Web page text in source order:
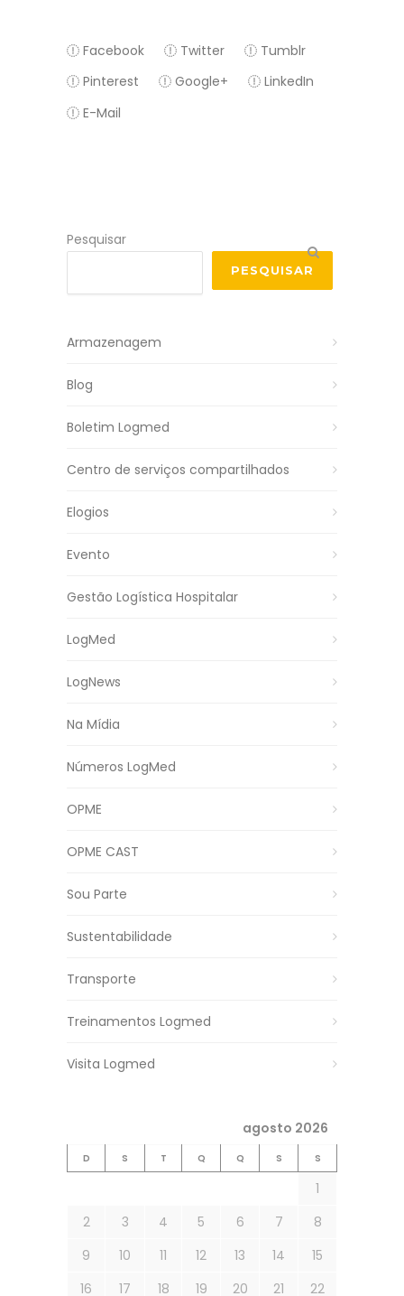
Facebook Twitter
Tumblr
Pinterest
Google+
LinkedIn
E-Mail
Pesquisar
PESQUISAR
Armazenagem
Blog
Boletim Logmed
Centro de serviços compartilhados
Elogios
Evento
Gestão Logística Hospitalar
LogMed
LogNews
Na Mídia
Números LogMed
OPME
OPME CAST
Sou Parte
Sustentabilidade
Transporte
Treinamentos Logmed
Visita Logmed
agosto 2026
D S T Q Q S S
1
2
3 4 5 6 7
8
9
10 11 12 13 14
15
16
17 18 19 20 21 22